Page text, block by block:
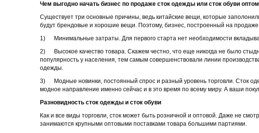
Чем выгодно начать бизнес по продаже сток одежды или сток обуви
Существует три основные причины, ведь китайские вещи, которые
будут брендовые и хорошие вещи. Поэтому, бизнес, построенный на
1) Минимальные затраты. Для первого старта нет необходимости
2) Высокое качество товара. Скажем честно, что еще никогда не было
популярность у населения, тем самым совершенствовали линии
одежды.
3) Модные новинки, постоянный спрос и разный уровень торговли. Сток
модное направление именно сейчас и в это время по всему миру. А ваши
Разновидность сток одежды и сток обуви
Как и все виды торговли, сток может быть розничной и оптовой. Даже не
занимаются крупными оптовыми поставками товара большими партиями.